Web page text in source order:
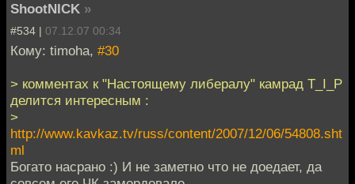
ShootNICK »
#534 | 07.12.07 00:34
Кому: timoha, #30
> комментах к "Настоящему либералу" камрад T_I_P
делится интересным :
>
http://www.kavkaz.tv/russ/content/2007/12/06/54808.sht
ml
Богато насрано :) И не заметно что не доедает, да